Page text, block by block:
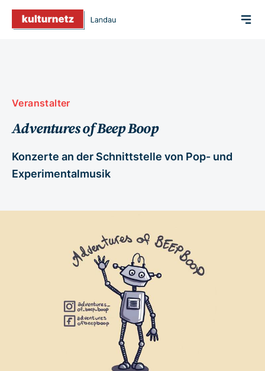
Veranstalter
Adventures of Beep Boop
Konzerte an der Schnittstelle von Pop- und
Experimentalmusik